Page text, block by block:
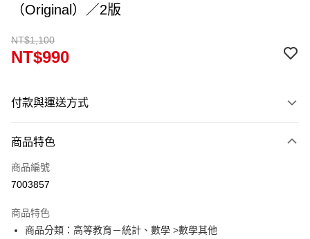
（Original）／2版
NT$1,100
NT$990
付款與運送方式
信用卡一次付款
超商取貨付款
Google Pay
商品特色
商品編號
7003857
商品特色
商品分類：高等教育－統計、數學 >數學其他